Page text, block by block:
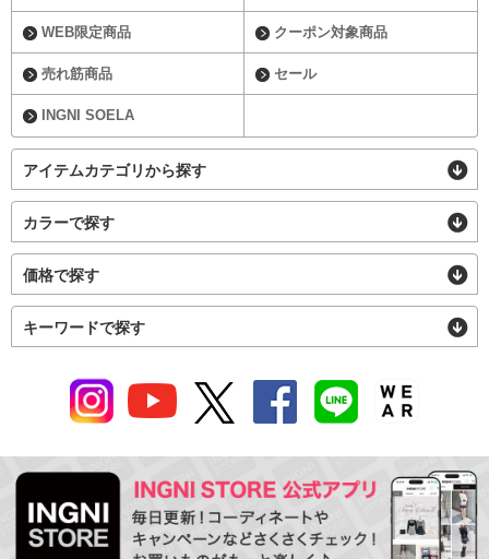
WEB限定商品 クーポン対象商品
売れ筋商品 セール
INGNI SOELA
アイテムカテゴリから探す
カラーで探す
価格で探す
キーワードで探す